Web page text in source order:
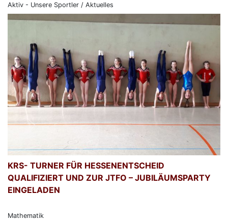
Aktiv - Unsere Sportler / Aktuelles
KRS- TURNER FÜR HESSENENTSCHEID
QUALIFIZIERT UND ZUR JTFO – JUBILÄUMSPARTY
EINGELADEN
Mathematik